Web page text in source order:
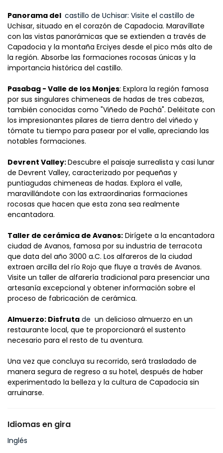
Panorama del
Uchisar, situado en el corazón de Capadocia. Maravíllate
con las vistas panorámicas que se extienden a través de
Capadocia y la montaña Erciyes desde el pico más alto de
la región. Absorbe las formaciones rocosas únicas y la
importancia histórica del castillo.
Pasabag - Valle de los Monjes: Explora la región famosa
por sus singulares chimeneas de hadas de tres cabezas,
también conocidas como "Viñedo de Pachá". Deléitate con
los impresionantes pilares de tierra dentro del viñedo y
tómate tu tiempo para pasear por el valle, apreciando las
notables formaciones.
Devrent Valley: Descubre el paisaje surrealista y casi lunar
de Devrent Valley, caracterizado por pequeñas y
puntiagudas chimeneas de hadas. Explora el valle,
maravillándote con las extraordinarias formaciones
rocosas que hacen que esta zona sea realmente
encantadora.
Taller de cerámica de Avanos: Dirígete a la encantadora
ciudad de Avanos, famosa por su industria de terracota
que data del año 3000 a.C. Los alfareros de la ciudad
extraen arcilla del río Rojo que fluye a través de Avanos.
Visite un taller de alfarería tradicional para presenciar una
artesanía excepcional y obtener información sobre el
proceso de fabricación de cerámica.
Almuerzo: Disfruta de un delicioso almuerzo en un
restaurante local, que te proporcionará el sustento
necesario para el resto de tu aventura.
Una vez que concluya su recorrido, será trasladado de
manera segura de regreso a su hotel, después de haber
experimentado la belleza y la cultura de Capadocia sin
arruinarse.
Idiomas en gira
Inglés